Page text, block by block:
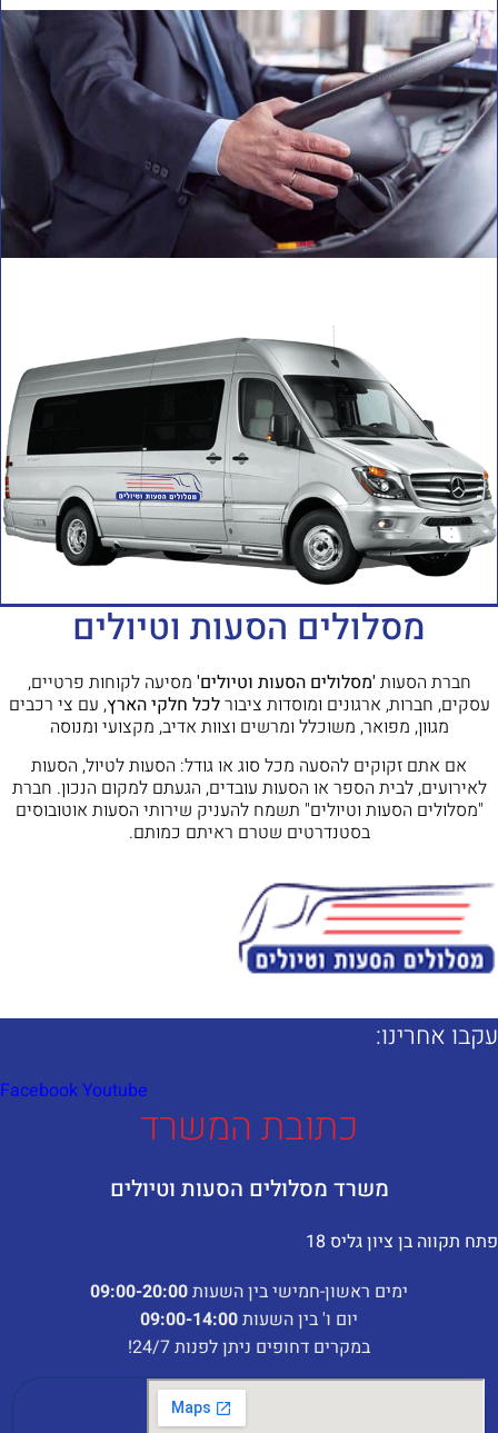
מסלולים הסעות וטיולים
חברת הסעות'מסלולים הסעות וטיולים'מסיעה לקוחות פרטיים,
עסקים, חברות, ארגונים ומוסדות ציבורלכל חלקי הארץ, עם צי רכבים
מגוון, מפואר, משוכלל ומרשים וצוות אדיב, מקצועי ומנוסה
אם אתם זקוקים להסעה מכל סוג או גודל: הסעות לטיול, הסעות
לאירועים, לבית הספר או הסעות עובדים, הגעתם למקום הנכון. חברת
"מסלולים הסעות וטיולים" תשמח להעניק שירותי הסעות אוטובוסים
בסטנדרטים שטרם ראיתם כמותם.
אחרינו:​
FacebookYoutube
כתובת המשרד
משרד מסלולים הסעות וטיולים
תקווה בן ציון גליס 18
ימים ראשון-חמישי בין השעות
09:00-20:00
יום ו' בין השעות09:00-14:00
במקרים דחופים ניתן לפנות 24/7!